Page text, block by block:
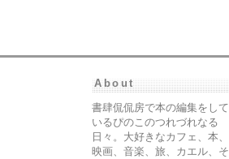
About
書肆侃侃房で本の編集をして
いるぴのこのつれづれなる
日々。大好きなカフェ、本、
映画、音楽、旅、カエル、そ